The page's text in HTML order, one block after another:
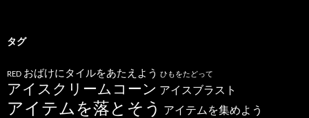
タグ
RED おばけにタイルをあたえよう ひもをたどって
アイスクリームコーン アイスブラスト
アイテムを落とそう アイテムを集めよう